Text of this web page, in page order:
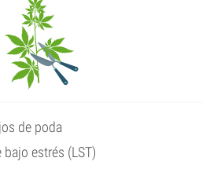
de poda
estrés (LST)